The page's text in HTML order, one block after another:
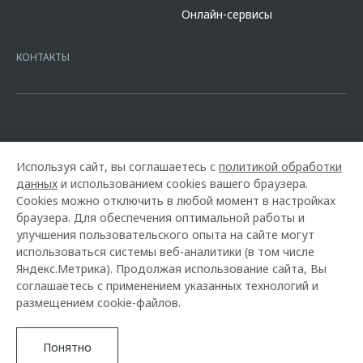
Кредит предоставляет АО Альфа-Банк. ИНН
16.01.2015. Предложение ограничено и не является публичной
Онлайн-сервисы
КОНТАКТЫ
Горячая линия OMODA: +7 (812) 614-54-47
Используя сайт, вы соглашаетесь с политикой обработки
данных и использованием cookies вашего браузера.
Cookies можно отключить в любой момент в настройках
браузера. Для обеспечения оптимальной работы и
улучшения пользовательского опыта на сайте могут
использоваться системы веб-аналитики (в том числе
Яндекс.Метрика). Продолжая использование сайта, Вы
соглашаетесь с применением указанных технологий и
размещением cookie-файлов.
Понятно